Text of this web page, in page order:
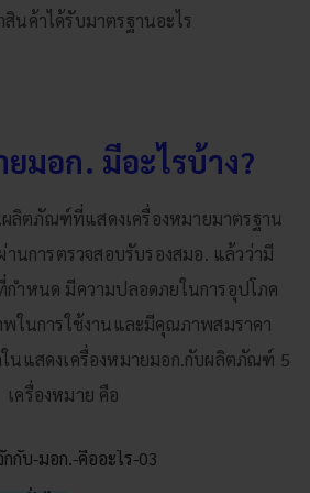
นค้าได้รับมาตรฐานอะไร
ยมอก. มีอะไรบ้าง?
ผลิตภัณฑ์ที่แสดงเครื่องหมายมาตรฐาน
นการตรวจสอบรับรองสมอ. แล้วว่ามี
ำหนด มีความปลอดภยในการอุปโภค
ในการใช้งานและมีคุณภาพสมราคา
นแสดงเครื่องหมายมอก.กับผลิตภัณฑ์ 5
เครื่องหมาย คือ